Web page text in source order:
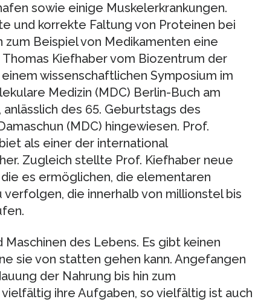
sowie einige Muskelerkrankungen.
und korrekte Faltung von Proteinen bei
Beispiel von Medikamenten eine
Kiefhaber vom Biozentrum der
wissenschaftlichen Symposium im
Medizin (MDC) Berlin-Buch am
des 65. Geburtstags des
(MDC) hingewiesen. Prof.
als einer der international
Zugleich stellte Prof. Kiefhaber neue
es ermöglichen, die elementaren
die innerhalb von millionstel bis
des Lebens. Es gibt keinen
sie von statten gehen kann. Angefangen
der Nahrung bis hin zum
ihre Aufgaben, so vielfältig ist auch